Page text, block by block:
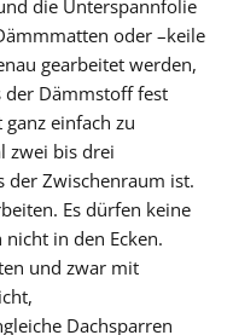
die Unterspannfolie
oder –keile
gearbeitet werden,
der Dämmstoff fest
einfach zu
zwei bis drei
der Zwischenraum ist.
Es dürfen keine
in den Ecken.
und zwar mit
Dachsparren